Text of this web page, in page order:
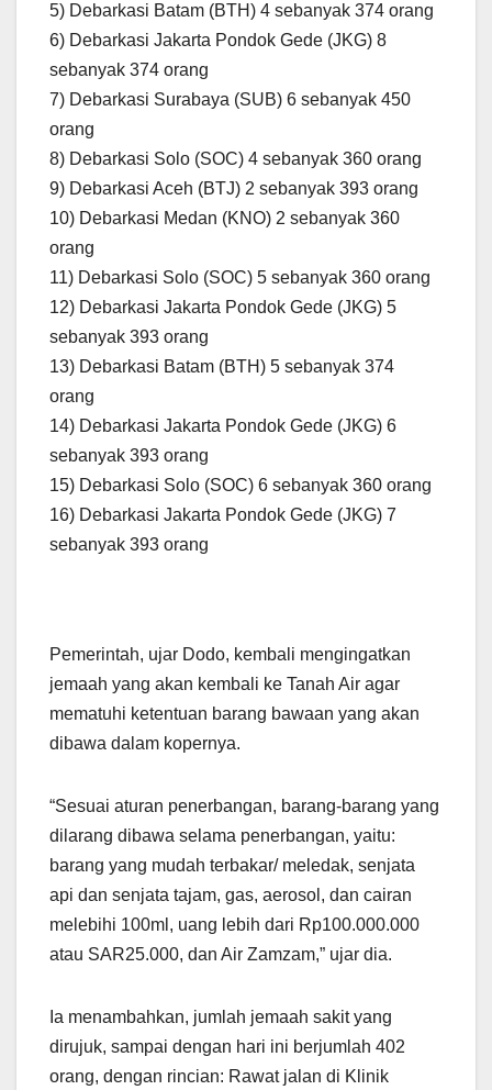
5) Debarkasi Batam (BTH) 4 sebanyak 374 orang
6) Debarkasi Jakarta Pondok Gede (JKG) 8
sebanyak 374 orang
7) Debarkasi Surabaya (SUB) 6 sebanyak 450
orang
8) Debarkasi Solo (SOC) 4 sebanyak 360 orang
9) Debarkasi Aceh (BTJ) 2 sebanyak 393 orang
10) Debarkasi Medan (KNO) 2 sebanyak 360
orang
11) Debarkasi Solo (SOC) 5 sebanyak 360 orang
12) Debarkasi Jakarta Pondok Gede (JKG) 5
sebanyak 393 orang
13) Debarkasi Batam (BTH) 5 sebanyak 374
orang
14) Debarkasi Jakarta Pondok Gede (JKG) 6
sebanyak 393 orang
15) Debarkasi Solo (SOC) 6 sebanyak 360 orang
16) Debarkasi Jakarta Pondok Gede (JKG) 7
sebanyak 393 orang
Pemerintah, ujar Dodo, kembali mengingatkan
jemaah yang akan kembali ke Tanah Air agar
mematuhi ketentuan barang bawaan yang akan
dibawa dalam kopernya.
“Sesuai aturan penerbangan, barang-barang yang
dilarang dibawa selama penerbangan, yaitu:
barang yang mudah terbakar/ meledak, senjata
api dan senjata tajam, gas, aerosol, dan cairan
melebihi 100ml, uang lebih dari Rp100.000.000
atau SAR25.000, dan Air Zamzam,” ujar dia.
Ia menambahkan, jumlah jemaah sakit yang
dirujuk, sampai dengan hari ini berjumlah 402
orang, dengan rincian: Rawat jalan di Klinik